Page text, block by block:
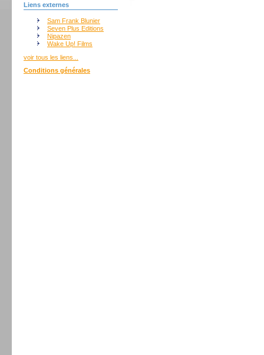
Liens externes
Sam Frank Blunier
Seven Plus Editions
Nipazen
Wake Up! Films
voir tous les liens...
Conditions générales